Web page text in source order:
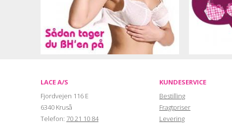
LACE A/S
Fjordvejen 116 E
6340 Kruså
Telefon: 70 21 10 84
KUNDESERVICE
Bestilling
Fragtpriser
Levering